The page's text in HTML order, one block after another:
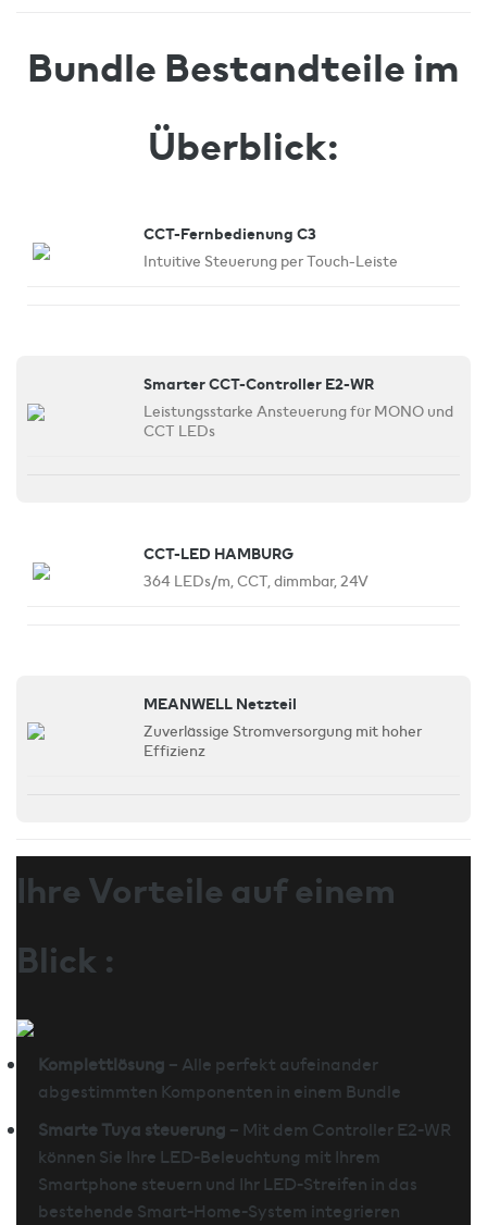
Bundle Bestandteile im
Überblick:
CCT-Fernbedienung C3
Intuitive Steuerung per Touch-Leiste
Smarter CCT-Controller E2-WR
Leistungsstarke Ansteuerung für MONO und
CCT LEDs
CCT-LED HAMBURG
364 LEDs/m, CCT, dimmbar, 24V
MEANWELL Netzteil
Zuverlässige Stromversorgung mit hoher
Effizienz
Ihre Vorteile auf einem
Blick :
Komplettlösung – Alle perfekt aufeinander
abgestimmten Komponenten in einem Bundle
Smarte Tuya steuerung – Mit dem Controller E2-WR
können Sie Ihre LED-Beleuchtung mit Ihrem
Smartphone steuern und Ihr LED-Streifen in das
bestehende Smart-Home-System integrieren